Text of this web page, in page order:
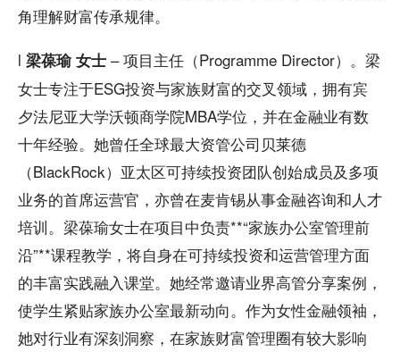
角理解财富传承规律。
l 梁葆瑜 女士 – 项目主任（Programme Director）。梁
女士专注于ESG投资与家族财富的交叉领域，拥有宾
夕法尼亚大学沃顿商学院MBA学位，并在金融业有数
十年经验。她曾任全球最大资管公司贝莱德
（BlackRock）亚太区可持续投资团队创始成员及多项
业务的首席运营官，亦曾在麦肯锡从事金融咨询和人才
培训。梁葆瑜女士在项目中负责**“家族办公室管理前
沿”**课程教学，将自身在可持续投资和运营管理方面
的丰富实践融入课堂。她经常邀请业界高管分享案例，
使学生紧贴家族办公室最新动向。作为女性金融领袖，
她对行业有深刻洞察，在家族财富管理圈有较大影响